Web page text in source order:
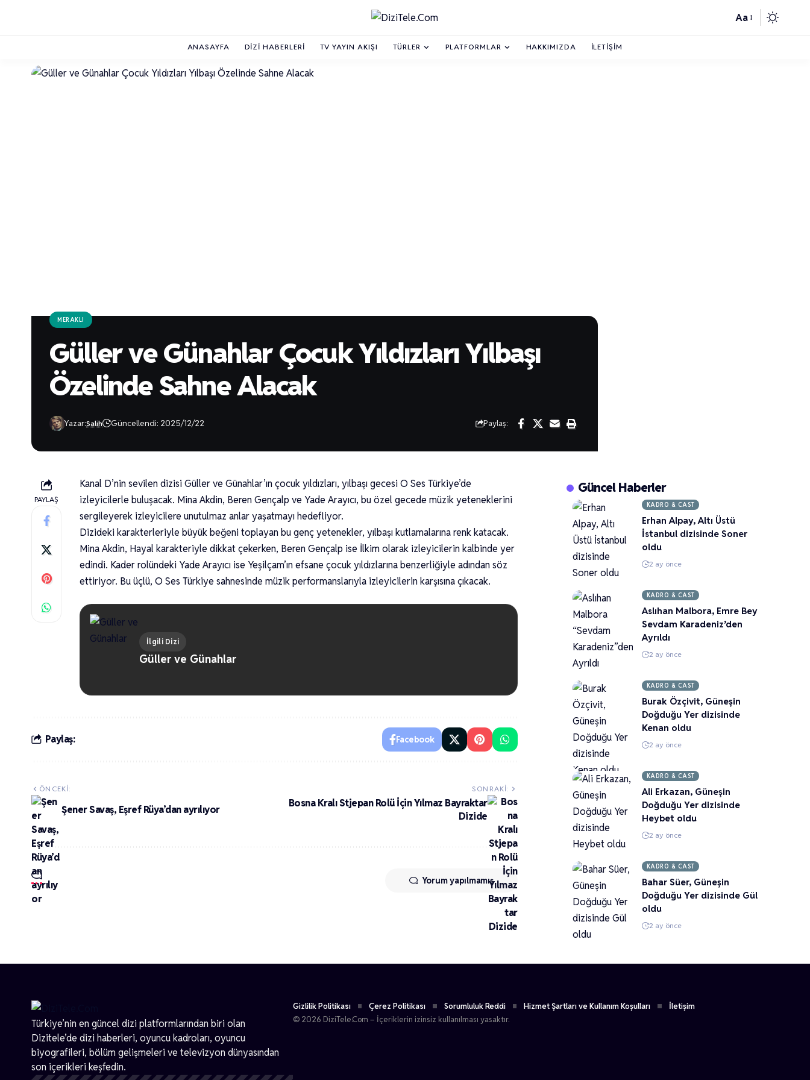
Aa
ANASAYFA DIZI HABERLERI TV YAYIN AKIŞI TÜRLER PLATFORMLAR HAKKIMIZDA İLETIŞIM
MERAKLI
Güller ve Günahlar Çocuk Yıldızları Yılbaşı
Özelinde Sahne Alacak
Yazar:Salih Güncellendi: 2025/12/22 Paylaş:
PAYLAŞ
Kanal D’nin sevilen dizisi Güller ve Günahlar’ın çocuk yıldızları, yılbaşı gecesi O Ses Türkiye’de
izleyicilerle buluşacak. Mina Akdin, Beren Gençalp ve Yade Arayıcı, bu özel gecede müzik yeteneklerini
sergileyerek izleyicilere unutulmaz anlar yaşatmayı hedefliyor.
Dizideki karakterleriyle büyük beğeni toplayan bu genç yetenekler, yılbaşı kutlamalarına renk katacak.
Mina Akdin, Hayal karakteriyle dikkat çekerken, Beren Gençalp ise İlkim olarak izleyicilerin kalbinde yer
edindi. Kader rolündeki Yade Arayıcı ise Yeşilçam’ın efsane çocuk yıldızlarına benzerliğiyle adından söz
ettiriyor. Bu üçlü, O Ses Türkiye sahnesinde müzik performanslarıyla izleyicilerin karşısına çıkacak.
İlgili Dizi
Güller ve Günahlar
Paylaş: Facebook
ÖNCEKI:
Şener Savaş, Eşref Rüya’dan ayrılıyor
SONRAKI:
Bosna Kralı Stjepan Rolü İçin Yılmaz Bayraktar
Dizide
Yorum yapılmamış
Güncel Haberler
KADRO & CAST
Erhan Alpay, Altı Üstü
İstanbul dizisinde Soner
oldu
2 ay önce
KADRO & CAST
Aslıhan Malbora, Emre Bey
Sevdam Karadeniz’den
Ayrıldı
2 ay önce
KADRO & CAST
Burak Özçivit, Güneşin
Doğduğu Yer dizisinde
Kenan oldu
2 ay önce
KADRO & CAST
Ali Erkazan, Güneşin
Doğduğu Yer dizisinde
Heybet oldu
2 ay önce
KADRO & CAST
Bahar Süer, Güneşin
Doğduğu Yer dizisinde Gül
oldu
2 ay önce
Türkiye’nin en güncel dizi platformlarından biri olan
Dizitele’de dizi haberleri, oyuncu kadroları, oyuncu
biyografileri, bölüm gelişmeleri ve televizyon dünyasından
son içerikleri keşfedin.
Gizlilik Politikası Çerez Politikası Sorumluluk Reddi Hizmet Şartları ve Kullanım Koşulları
İletişim
© 2026 DiziTele.Com – İçeriklerin izinsiz kullanılması yasaktır.